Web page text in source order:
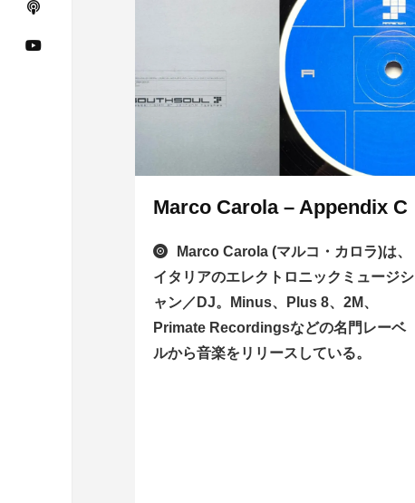
Marco Carola – Appendix C
Marco Carola (マルコ・カロラ)は、
イタリアのエレクトロニックミュージシ
ャン／DJ。Minus、Plus 8、2M、
Primate Recordingsなどの名門レーベ
ルから音楽をリリースしている。